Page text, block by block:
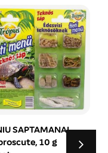
aer acvariu
5*5 cm